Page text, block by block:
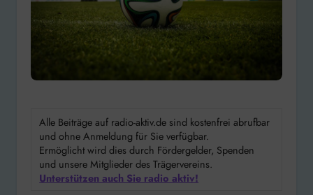
Alle Beiträge auf radio-aktiv.de sind kostenfrei abrufbar
und ohne Anmeldung für Sie verfügbar.
Ermöglicht wird dies durch Fördergelder, Spenden
und unsere Mitglieder des Trägervereins.
Unterstützen auch Sie radio aktiv!